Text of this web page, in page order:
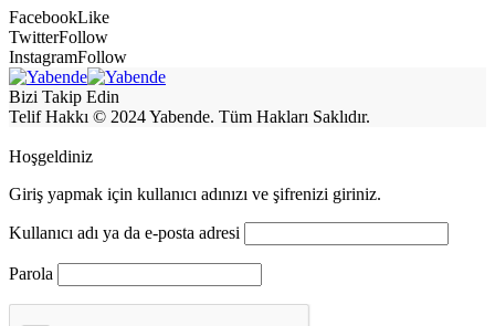
FacebookLike
TwitterFollow
InstagramFollow
Bizi Takip Edin
Telif Hakkı © 2024 Yabende. Tüm Hakları Saklıdır.
Hoşgeldiniz
Giriş yapmak için kullanıcı adınızı ve şifrenizi giriniz.
Kullanıcı adı ya da e-posta adresi
Parola